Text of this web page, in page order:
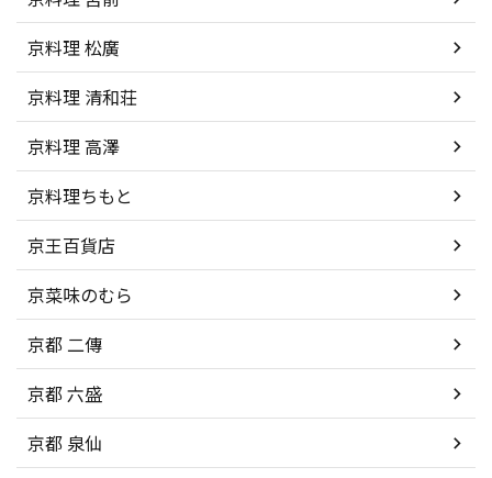
京料理 松廣
京料理 清和荘
京料理 高澤
京料理ちもと
京王百貨店
京菜味のむら
京都 二傳
京都 六盛
京都 泉仙